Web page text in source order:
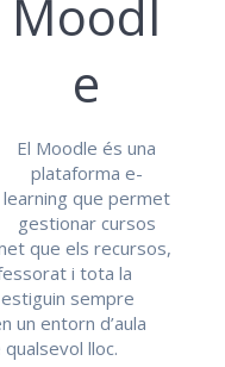
Moodl
e
El Moodle és una
plataforma e-
learning que permet
gestionar cursos
que els recursos,
i tota la
sempre
un entorn d’aula
lloc.